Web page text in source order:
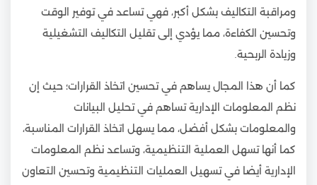
ومراقبة التكاليف بشكل أكبر، فهي تساعد في توفير الوقت
وتحسين الكفاءة، مما يؤدي إلى تقليل التكاليف التشغيلية
وزيادة الربحية.
كما أن هذا المجال يساهم في تحسين اتخاذ القرارات؛ حيث إن
نظم المعلومات الإدارية تساهم في تحليل البيانات
والمعلومات بشكل أفضل، مما يسهل اتخاذ القرارات المناسبة،
كما أنها تسهل العملية التنظيمية، وتساعد نظم المعلومات
الإدارية أيضا في تسهيل العمليات التنظيمية وتحسين التعاون